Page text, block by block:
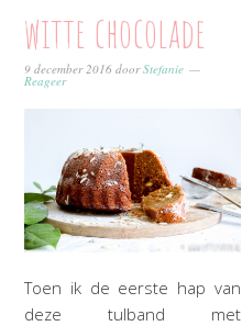
witte chocolade
9 december 2016 doorStefanie
Reageer
Toen ik de eerste hap van
deze tulband met